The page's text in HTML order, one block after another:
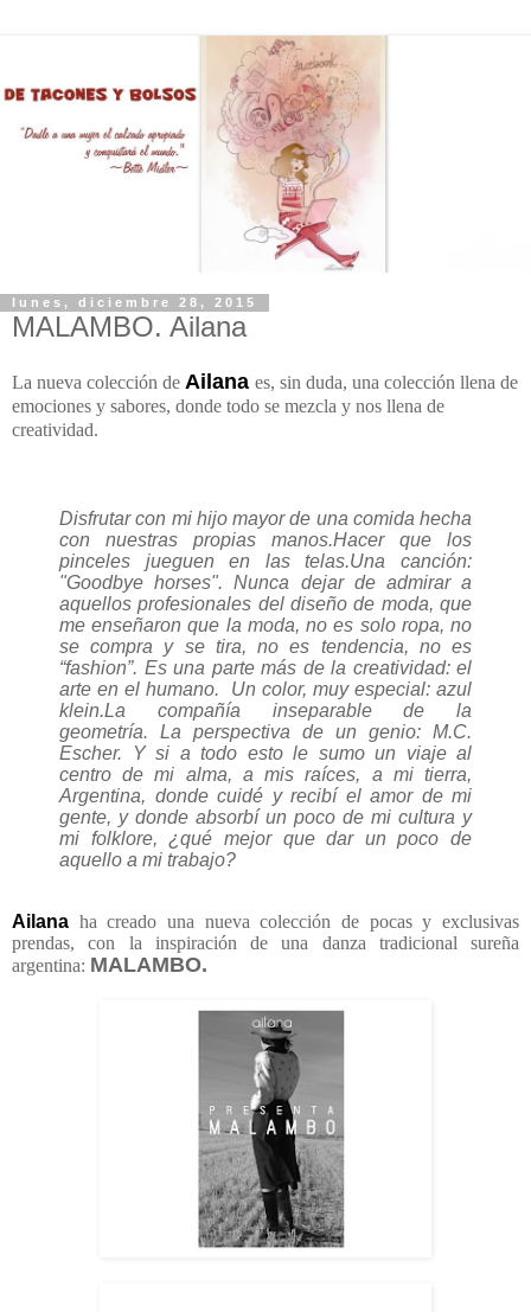
lunes, diciembre 28, 2015
MALAMBO. Ailana
La nueva colección de Ailana es, sin duda, una colección llena de
emociones y sabores, donde todo se mezcla y nos llena de
creatividad.
Disfrutar con mi hijo mayor de una comida hecha
con nuestras propias manos.Hacer que los
pinceles jueguen en las telas.Una canción:
"Goodbye horses".Nunca dejar de admirar a
aquellos profesionales del diseño de moda, que
me enseñaron que la moda, no es solo ropa, no
se compra y se tira, no es tendencia, no es
“fashion”. Es una parte más de la creatividad: el
arte en el humano. Un color, muy especial: azul
klein.La compañía inseparable de la
geometría. La perspectiva de un genio: M.C.
Escher.
Y si a todo esto le sumo un viaje al
centro de mi alma, a mis raíces, a mi tierra,
Argentina, donde cuidé y recibí el amor de mi
gente, y donde absorbí un poco de mi cultura y
mi folklore, ¿qué mejor que dar un poco de
aquello a mi trabajo?
Ailana ha creado una nueva colección de pocas y exclusivas
prendas, con la inspiración de una danza tradicional sureña
argentina: MALAMBO.